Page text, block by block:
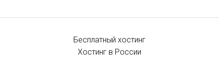
Бесплатный хостинг
Хостинг в России